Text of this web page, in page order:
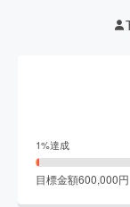
1%達成
目標金額600,000円